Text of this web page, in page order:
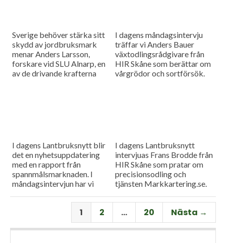
Sverige behöver stärka sitt
skydd av jordbruksmark
menar Anders Larsson,
forskare vid SLU Alnarp, en
av de drivande krafterna
I dagens måndagsintervju
träffar vi Anders Bauer
växtodlingsrådgivare från
HIR Skåne som berättar om
vårgrödor och sortförsök.
I dagens Lantbruksnytt blir
det en nyhetsuppdatering
med en rapport från
spannmålsmarknaden. I
måndagsintervjun har vi
Per Larsson som idag har
rollen som senior advisor på
I dagens Lantbruksnytt
intervjuas Frans Brodde från
HIR Skåne som pratar om
precisionsodling och
tjänsten Markkartering.se.
nyhetsuppdatering med en
rapport från
spannmålsmarknaden.
1 2 … 20 Nästa →